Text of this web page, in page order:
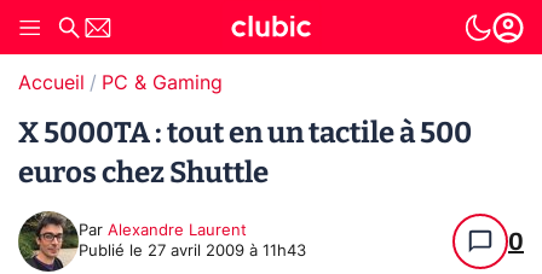
Accueil PC & Gaming
X 5000TA : tout en un tactile à 500
euros chez Shuttle
Par Alexandre Laurent
Publié le 27 avril 2009 à 11h43 0